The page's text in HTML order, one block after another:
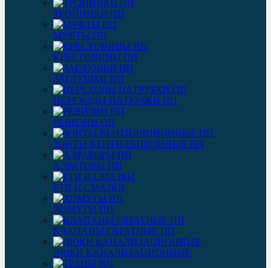
ТРОЙНИКИ ПП
МУФТЫ ПП
КРЕСТОВИНЫ ПП
ЗАГЛУШКИ ПП
ПЕРЕХОДЫ ПАТРУБКИ ПП
РЕВИЗИИ ПП
ЗОНТЫ ВЕНТИЛЯЦИОННЫЕ ПП
АЭРАТОРЫ ПП
РТИ И СМАЗКИ
ХОМУТЫ ПП
КЛАПАНЫ ОБРАТНЫЕ ПП
ЛЮКИ КАНАЛИЗАЦИОННЫЕ